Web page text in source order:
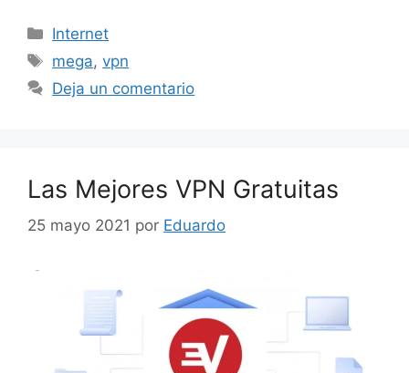
Categorías
Internet
Etiquetas
mega,vpn
Deja un comentario
Las Mejores VPN Gratuitas
25 mayo 2021 por Eduardo